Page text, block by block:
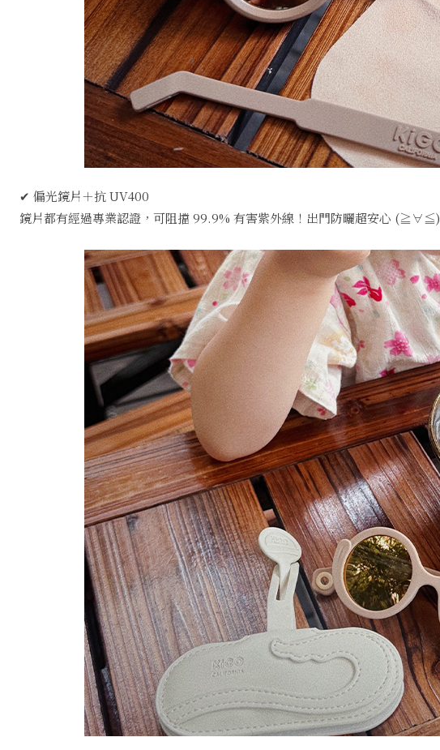
✔ 偏光鏡片＋抗 UV400
鏡片都有經過專業認證，可阻擋 99.9% 有害紫外線！出門防曬超安心 (≧∀≦)